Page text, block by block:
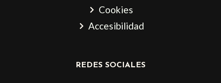
Cookies
Accesibilidad
REDES SOCIALES